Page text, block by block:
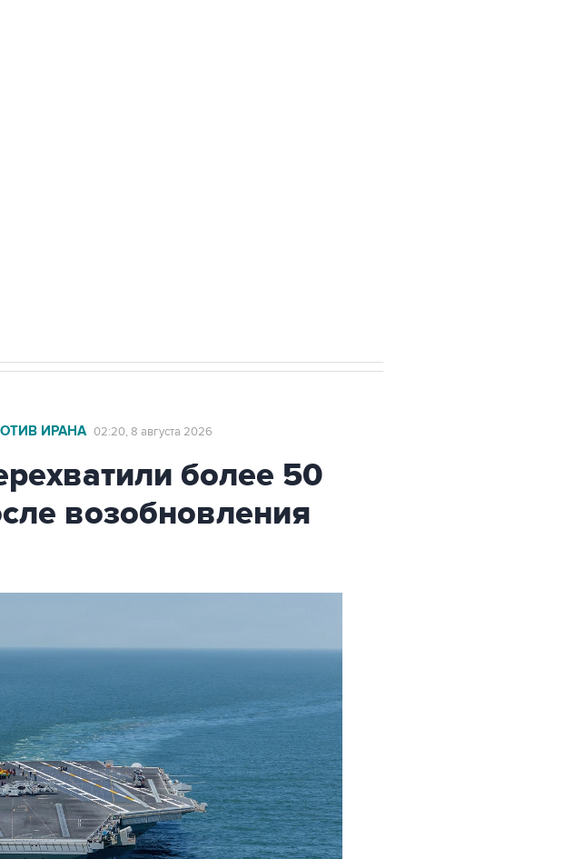
ИРАНА 02:20, 8 августа 2026
более 50
возобновления